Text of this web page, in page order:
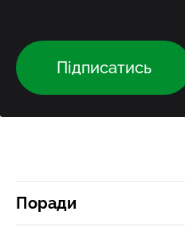
Підписатись
Поради